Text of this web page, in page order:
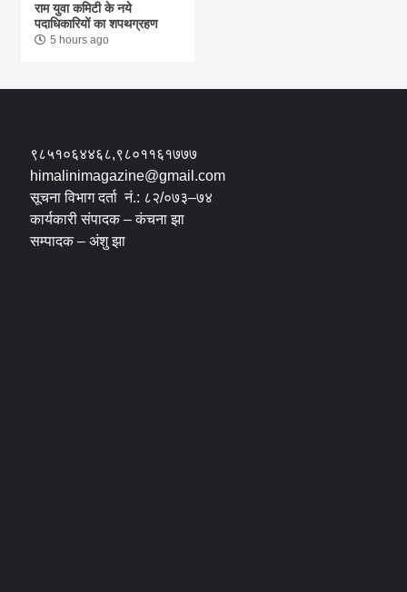
राम युवा कमिटी के नये
पदाधिकारियों का शपथग्रहण
5 hours ago
९८५१०६४४६८,९८०११६१७७७
himalinimagazine@gmail.com
सूचना विभाग दर्ता नं.: ८२/०७३–७४
कार्यकारी संपादक – कंचना झा
सम्पादक – अंशु झा